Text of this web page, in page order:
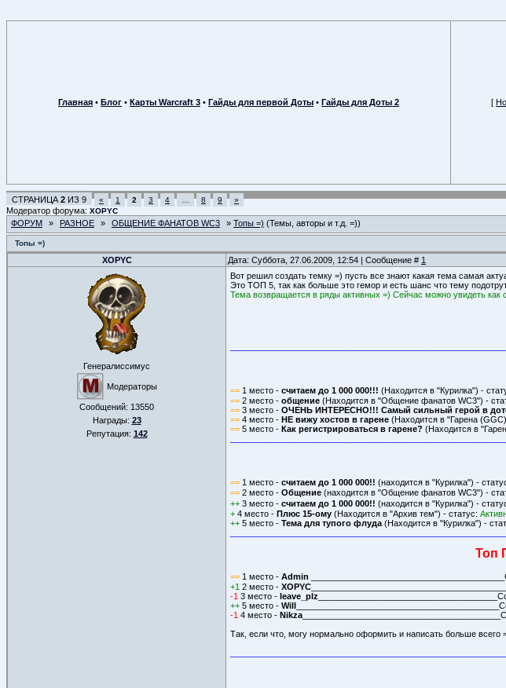
Главная • Блог • Карты Warcraft 3 • Гайды для первой Доты • Гайды для Доты 2 [
СТРАНИЦА 2 ИЗ 9 « 1 2 3 4 8 9 »
Модератор форума: XOPYC
ФОРУМ » РАЗНОЕ » ОБЩЕНИЕ ФАНАТОВ WC3 » Топы =) (Темы, авторы и т.д. =))
Топы =)
XOPYC Дата: Суббота, 27.06.2009, 12:54 | Сообщение # 1
Генералиссимус
Модераторы
Сообщений: 13550
Награды: 23
Репутация: 142
Вот решил создать темку =) пусть все знают какая тема самая
Это ТОП 5, так как больше это гемор и есть шанс что тему
Тема возвращается в ряды активных =) Сейчас можно увидеть как
== 1 место - считаем до 1 000 000!!! (Находится в "Курилкa") -
== 2 место - общение (Находится в "Общение фанатов WC3") -
== 3 место - ОЧЕНЬ ИНТЕРЕСНО!!! Самый сильный герой в
== 4 место - НЕ вижу хостов в гарене (Находится в "Гарена
== 5 место - Как регистрироваться в гарене? (Находится в
== 1 место - считаем до 1 000 000!! (находится в "Курилка") -
== 2 место - Oбщение (находится в "Общение фанатов WC3") -
++ 3 место - считаем до 1 000 000!! (находится в "Курилка") -
+ 4 место - Плюс 15-ому (Находится в "Архив тем") - статус:
++ 5 место - Тема для тупого флуда (Находится в "Курилка") -
Топ
== 1 место - Admin
+1 2 место - XOPYC
-1 3 место - leave_plz
++ 5 место - Will
-1 4 место - Nikza
Так, если что, могу нормально оформить и написать больше всего